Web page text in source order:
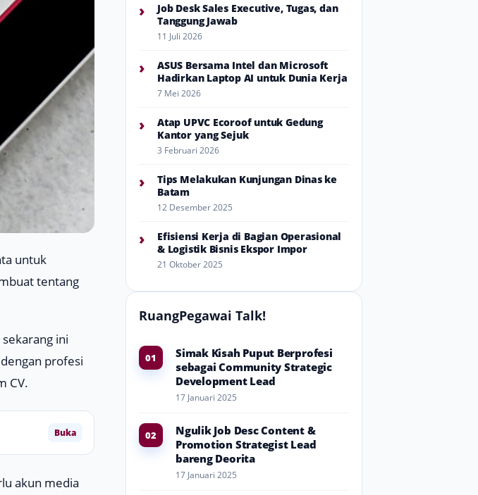
untuk
tentang
ini
profesi
CV.
Buka
akun media
›
Job Desk Sales Executive, Tugas, dan
Tanggung Jawab
11 Juli 2026
›
ASUS Bersama Intel dan Microsoft
Hadirkan Laptop AI untuk Dunia Kerja
7 Mei 2026
›
Atap UPVC Ecoroof untuk Gedung
Kantor yang Sejuk
3 Februari 2026
›
Tips Melakukan Kunjungan Dinas ke
Batam
12 Desember 2025
›
Efisiensi Kerja di Bagian Operasional
& Logistik Bisnis Ekspor Impor
21 Oktober 2025
RuangPegawai Talk!
01
Simak Kisah Puput Berprofesi
sebagai Community Strategic
Development Lead
17 Januari 2025
02
Ngulik Job Desc Content &
Promotion Strategist Lead
bareng Deorita
17 Januari 2025